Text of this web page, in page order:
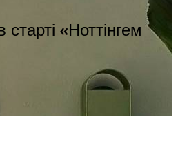
«Ноттінгем